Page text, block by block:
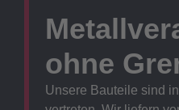
ohne
Unsere Bauteile sind